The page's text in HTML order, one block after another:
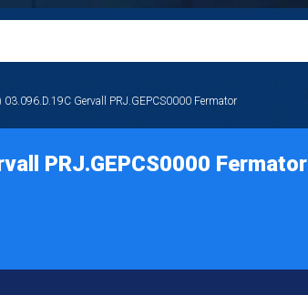
03.096.D.19C Gervall PRJ.GEPCS0000 Fermator
PRJ.GEPCS0000 Fermator